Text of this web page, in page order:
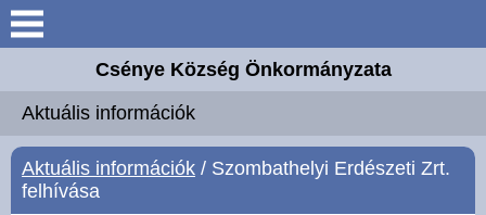
Keresés
Elérhetőségek
Csénye Község Önkormányzata
Aktuális információk
Aktuális információk / Szombathelyi Erdészeti Zrt.
felhívása